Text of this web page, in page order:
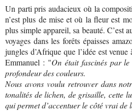
Un parti pris audacieux où la
n’est plus de mise et où la fleur est
plus simple appareil, sa beauté. C’est
voyages dans les forêts épaisses
jungles d’Afrique que l’idée est
Emmanuel : "On était fascinés par
profondeur des couleurs.
Nous avons voulu retrouver dans
tonalités de lichen, de grisaille, cette
qui permet d’accentuer le côté vrai de